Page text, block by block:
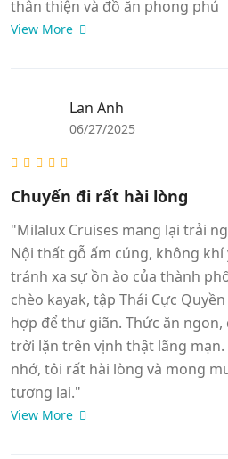
thân thiện và đồ ăn phong phú
View More
Lan Anh
06/27/2025
Chuyến đi rất hài lòng
"Milalux Cruises mang lại trải
Nội thất gỗ ấm cúng, không
tránh xa sự ồn ào của thành
chèo kayak, tập Thái Cực
hợp để thư giãn. Thức ăn ngon,
trời lặn trên vịnh thật lãng
nhớ, tôi rất hài lòng và mong
tương lai."
View More